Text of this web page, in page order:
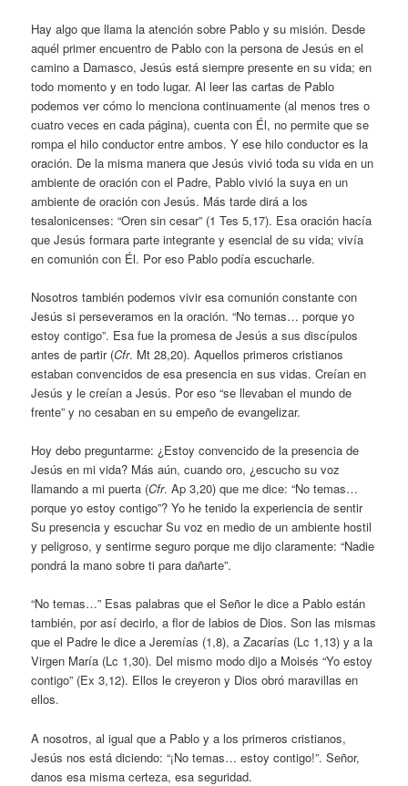
Hay algo que llama la atención sobre Pablo y su misión. Desde
aquél primer encuentro de Pablo con la persona de Jesús en el
camino a Damasco, Jesús está siempre presente en su vida; en
todo momento y en todo lugar. Al leer las cartas de Pablo
podemos ver cómo lo menciona continuamente (al menos tres o
cuatro veces en cada página), cuenta con Él, no permite que se
rompa el hilo conductor entre ambos. Y ese hilo conductor es la
oración. De la misma manera que Jesús vivió toda su vida en un
ambiente de oración con el Padre, Pablo vivió la suya en un
ambiente de oración con Jesús. Más tarde dirá a los
tesalonicenses: “Oren sin cesar” (1 Tes 5,17). Esa oración hacía
que Jesús formara parte integrante y esencial de su vida; vivía
en comunión con Él. Por eso Pablo podía escucharle.
Nosotros también podemos vivir esa comunión constante con
Jesús si perseveramos en la oración. “No temas… porque yo
estoy contigo”. Esa fue la promesa de Jesús a sus discípulos
antes de partir (Cfr. Mt 28,20). Aquellos primeros cristianos
estaban convencidos de esa presencia en sus vidas. Creían en
Jesús y le creían a Jesús. Por eso “se llevaban el mundo de
frente” y no cesaban en su empeño de evangelizar.
Hoy debo preguntarme: ¿Estoy convencido de la presencia de
Jesús en mi vida? Más aún, cuando oro, ¿escucho su voz
llamando a mi puerta (Cfr. Ap 3,20) que me dice: “No temas…
porque yo estoy contigo”? Yo he tenido la experiencia de sentir
Su presencia y escuchar Su voz en medio de un ambiente hostil
y peligroso, y sentirme seguro porque me dijo claramente: “Nadie
pondrá la mano sobre ti para dañarte”.
“No temas…” Esas palabras que el Señor le dice a Pablo están
también, por así decirlo, a flor de labios de Dios. Son las mismas
que el Padre le dice a Jeremías (1,8), a Zacarías (Lc 1,13) y a la
Virgen María (Lc 1,30). Del mismo modo dijo a Moisés “Yo estoy
contigo” (Ex 3,12). Ellos le creyeron y Dios obró maravillas en
ellos.
A nosotros, al igual que a Pablo y a los primeros cristianos,
Jesús nos está diciendo: “¡No temas… estoy contigo!”. Señor,
danos esa misma certeza, esa seguridad.